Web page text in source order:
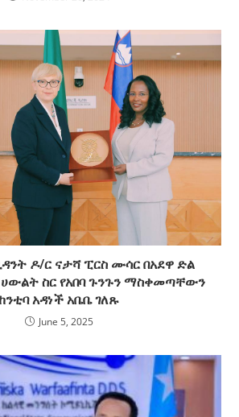
ዶ/ር ናታሻ ፒርስ ሙሳር በአደዋ ድል
ስር የአበባ ጉንጉን ማስቀመጣቸውን
ከንቲባ አዳነች አቤቤ ገለጹ
June 5, 2025